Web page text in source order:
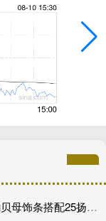
恩卓中盈 比亚迪海狮08内饰配置揭秘：光韵贝母饰条搭配25扬帝瓦雷音响登场